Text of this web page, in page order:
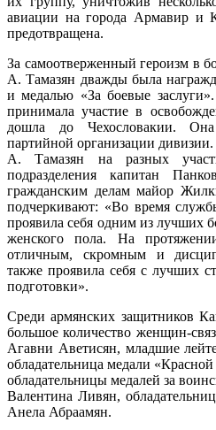
авиации на города Армавир и
предотвращена.
За самоотверженный героизм в
А. Тамазян дважды была
и медалью «За боевые
принимала участие в
дошла до Чехословакии.
партийной организации
А. Тамазян на разных
подразделения капитан
гражданским делам майор
подчеркивают: «Во время
проявила себя одним из лучших
женского пола. На
отличным, скромным и
также проявила себя с лучших
подготовки».
Среди армянских защитников
большое количество женщин-
Агавни Аветисян, младшие
обладательница медали
обладательницы медалей за
Валентина Ливян,
Анела Абраамян.